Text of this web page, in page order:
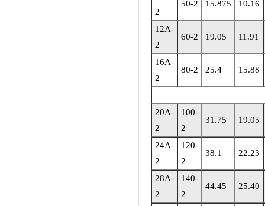
2
50-2 15.875 10.16
12A-
2
60-2 19.05 11.91
16A-
2
80-2 25.4 15.88
20A-
2
100-
2
31.75 19.05
24A-
2
120-
2
38.1 22.23
28A-
2
140-
2
44.45 25.40